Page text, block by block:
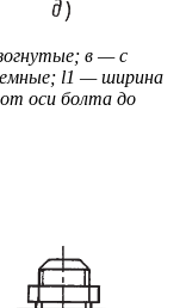
в — с
l1 — ширина
оси болта до